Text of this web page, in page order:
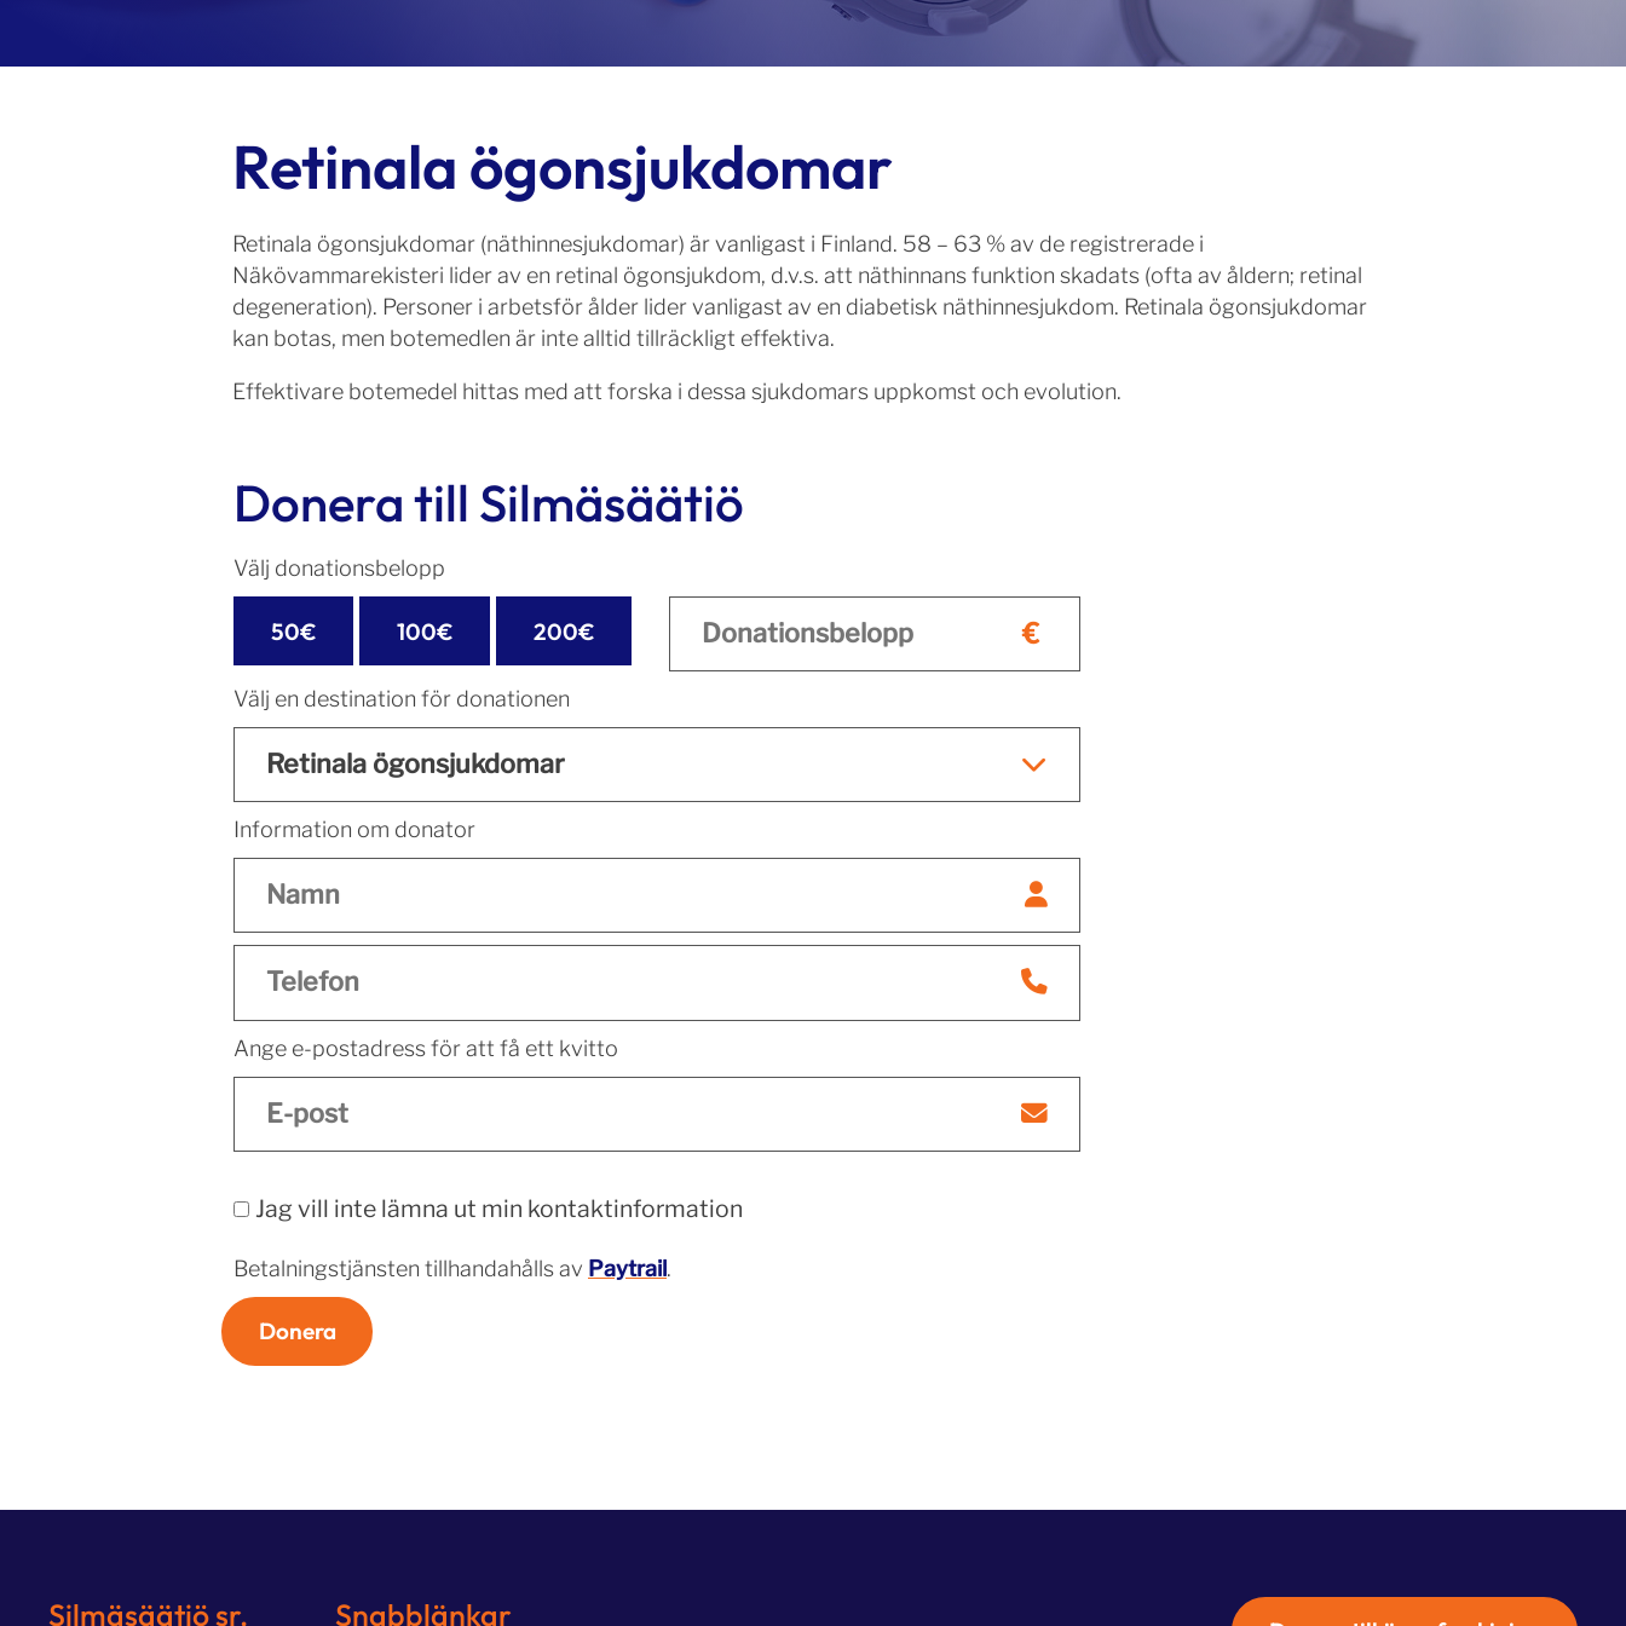
Retinala ögonsjukdomar
Retinala ögonsjukdomar (näthinnesjukdomar) är vanligast i Finland. 58 – 63 % av de registrerade i
Näkövammarekisteri lider av en retinal ögonsjukdom, d.v.s. att näthinnans funktion skadats (ofta av åldern; retinal
degeneration). Personer i arbetsför ålder lider vanligast av en diabetisk näthinnesjukdom. Retinala ögonsjukdomar
kan botas, men botemedlen är inte alltid tillräckligt effektiva.
Effektivare botemedel hittas med att forska i dessa sjukdomars uppkomst och evolution.
Donera till Silmäsäätiö
Välj donations­belopp
50€ 100€ 200€
Välj en destination för donationen
Information om donator
Ange e-postadress för att få ett kvitto
Jag vill inte lämna ut min kontaktinformation
Betalningstjänsten tillhandahålls av Paytrail .
Donera
Silmäsäätiö sr. Snabblänkar